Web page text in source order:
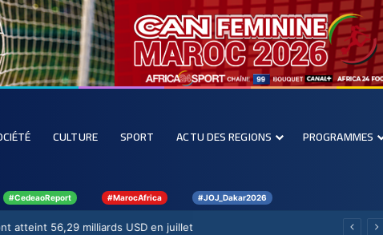
CULTURE SPORT ACTU DES REGIONS PROGRAMMES
#CedeaoReport #MarocAfrica #JOJ_Dakar2026
atteint 56,29 milliards USD en juillet